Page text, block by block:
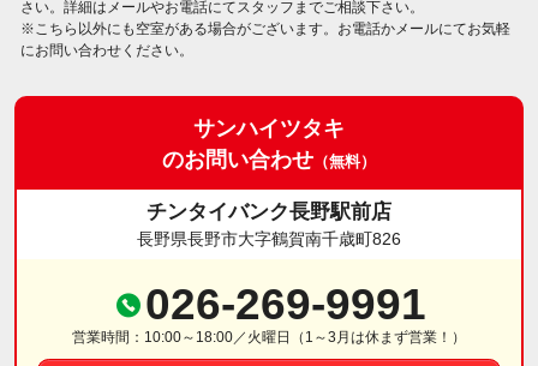
さい。詳細はメールやお電話にてスタッフまでご相談下さい。
※こちら以外にも空室がある場合がございます。お電話かメールにてお気軽
にお問い合わせください。
サンハイツタキ
のお問い合わせ （無料）
チンタイバンク長野駅前店
長野県長野市大字鶴賀南千歳町826
026-269-9991
営業時間：10:00～18:00／火曜日（1～3月は休まず営業！）